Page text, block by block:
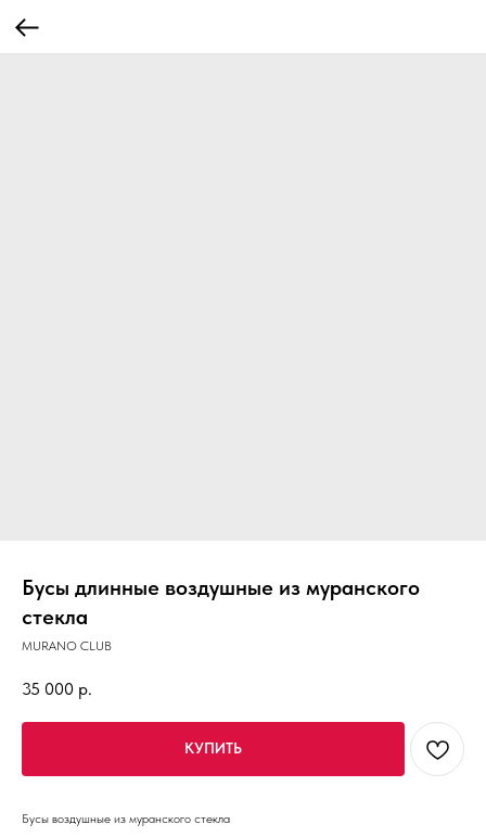
Бусы длинные воздушные из муранского
стекла
MURANO CLUB
35 000 р.
КУПИТЬ
Бусы воздушные из муранского стекла